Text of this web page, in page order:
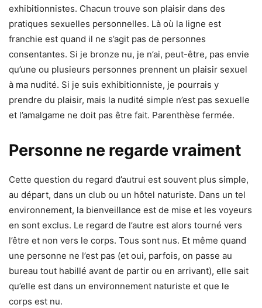
exhibitionnistes. Chacun trouve son plaisir dans des
pratiques sexuelles personnelles. Là où la ligne est
franchie est quand il ne s’agit pas de personnes
consentantes. Si je bronze nu, je n’ai, peut-être, pas envie
qu’une ou plusieurs personnes prennent un plaisir sexuel
à ma nudité. Si je suis exhibitionniste, je pourrais y
prendre du plaisir, mais la nudité simple n’est pas sexuelle
et l’amalgame ne doit pas être fait. Parenthèse fermée.
Personne ne regarde vraiment
Cette question du regard d’autrui est souvent plus simple,
au départ, dans un club ou un hôtel naturiste. Dans un tel
environnement, la bienveillance est de mise et les voyeurs
en sont exclus. Le regard de l’autre est alors tourné vers
l’être et non vers le corps. Tous sont nus. Et même quand
une personne ne l’est pas (et oui, parfois, on passe au
bureau tout habillé avant de partir ou en arrivant), elle sait
qu’elle est dans un environnement naturiste et que le
corps est nu.